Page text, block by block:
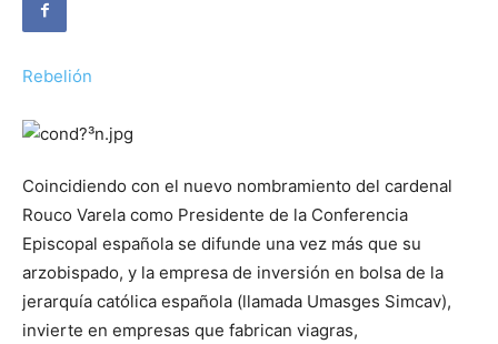
Rebelión
Coincidiendo con el nuevo nombramiento del cardenal
Rouco Varela como Presidente de la Conferencia
Episcopal española se difunde una vez más que su
arzobispado, y la empresa de inversión en bolsa de la
jerarquía católica española (llamada Umasges Simcav),
invierte en empresas que fabrican viagras,